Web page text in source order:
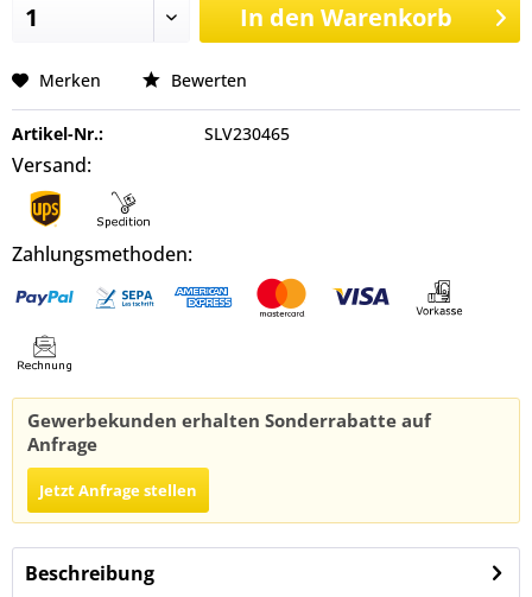
In den Warenkorb
Merken Bewerten
Artikel-Nr.: SLV230465
Versand:
Zahlungsmethoden:
Gewerbekunden erhalten Sonderrabatte auf
Anfrage
Jetzt Anfrage stellen
Beschreibung